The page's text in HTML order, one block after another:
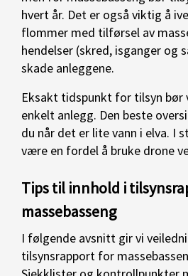
hvert år. Det er også viktig å
flommer med tilførsel av
hendelser (skred, isganger og
skade anleggene.
Eksakt tidspunkt for tilsyn bør
enkelt anlegg. Den beste
du når det er lite vann i elva. I
være en fordel å bruke drone
Tips til innhold i
massebasseng
I følgende avsnitt gir vi
tilsynsrapport for